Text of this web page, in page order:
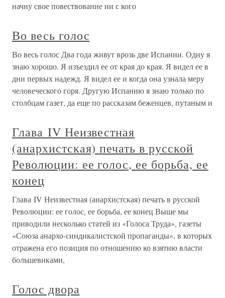
начну свое повествование ни с кого
Во весь голос
Во весь голос Два года живут врозь две Испании. Одну я
знаю хорошо. Я изъездил ее от края до края. Я видел ее в
дни первых надежд. Я видел ее и когда она узнала меру
человеческого горя. Другую Испанию я знаю только по
столбцам газет, да еще по рассказам беженцев, путаным и
Глава IV Неизвестная
(анархистская) печать в русской
Революции: ее голос, ее борьба, ее
конец
Глава IV Неизвестная (анархистская) печать в русской
Революции: ее голос, ее борьба, ее конец Выше мы
приводили несколько статей из «Голоса Труда», газеты
«Союза анархо-синдикалистской пропаганды», в которых
отражена его позиция по отношению ко взятию власти
большевиками,
Голос двора